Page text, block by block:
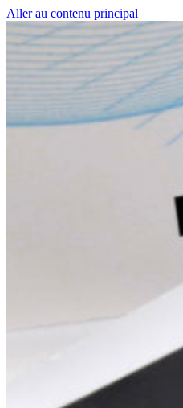
Aller au contenu principal